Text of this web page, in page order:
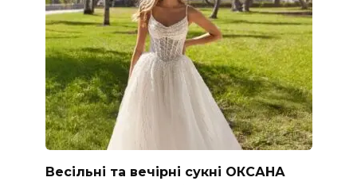
Весільні та вечірні сукні ОКСАНА